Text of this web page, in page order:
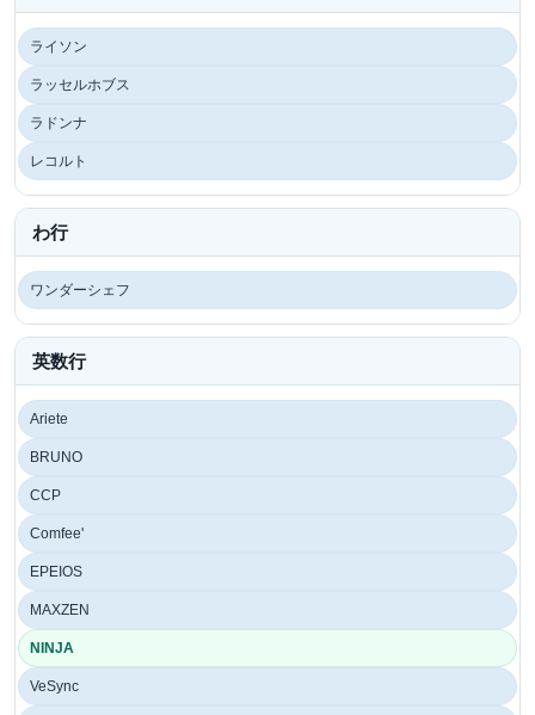
ライソン
ラッセルホブス
ラドンナ
レコルト
わ行
ワンダーシェフ
英数行
Ariete
BRUNO
CCP
Comfee'
EPEIOS
MAXZEN
NINJA
VeSync